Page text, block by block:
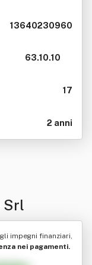
13640230960
63.10.10
17
2 anni
Srl
impegni finanziari,
nei pagamenti.